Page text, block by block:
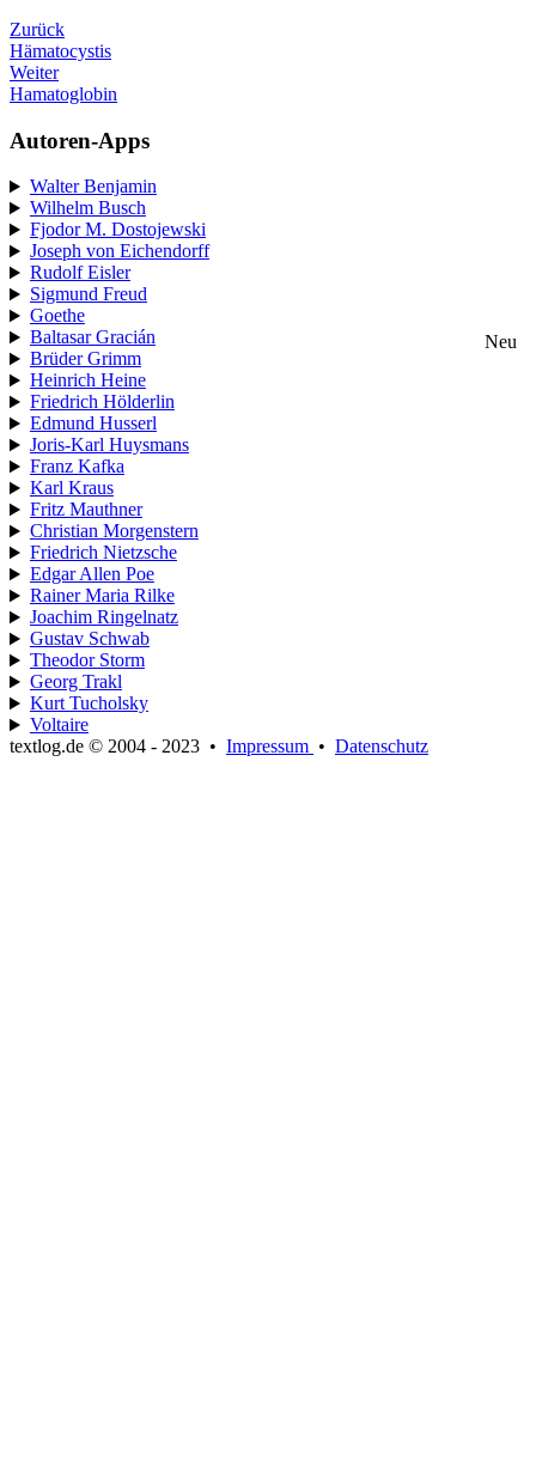
Zurück
Hämatocystis
Weiter
Hamatoglobin
Autoren-Apps
Walter Benjamin
Wilhelm Busch
Fjodor M. Dostojewski
Joseph von Eichendorff
Rudolf Eisler
Sigmund Freud
Goethe
Baltasar Gracián
Neu
Brüder Grimm
Heinrich Heine
Friedrich Hölderlin
Edmund Husserl
Joris-Karl Huysmans
Franz Kafka
Karl Kraus
Fritz Mauthner
Christian Morgenstern
Friedrich Nietzsche
Edgar Allen Poe
Rainer Maria Rilke
Joachim Ringelnatz
Gustav Schwab
Theodor Storm
Georg Trakl
Kurt Tucholsky
Voltaire
textlog.de © 2004 - 2023 • Impressum • Datenschutz